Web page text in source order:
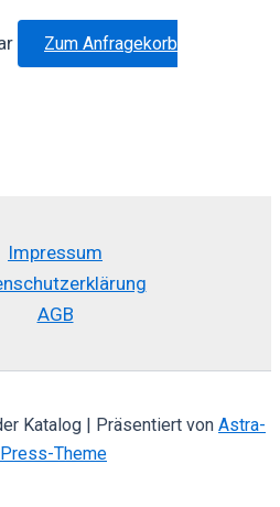
Zum Anfragekorb
Impressum
AGB
Katalog | Präsentiert von Astra-
Theme